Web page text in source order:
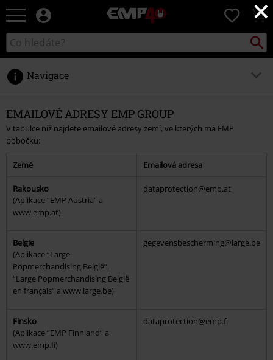
×
EMP
Hudba,
filmy
pro
hráče,
Alternativní
0
Katalog
vyhledávání
Navigace
EMAILOVÉ ADRESY EMP GROUP
V tabulce níž najdete emailové adresy zemí, ve kterých má EMP
pobočku:
Země Emailová adresa
Rakousko
(Aplikace “EMP Austria” a
www.emp.at)
dataprotection@emp.at
Belgie
(Aplikace “Large
Popmerchandising België”,
“Large Popmerchandising België
en français” a www.large.be)
gegevensbescherming@large.be
Finsko
(Aplikace “EMP Finnland” a
www.emp.fi)
dataprotection@emp.fi